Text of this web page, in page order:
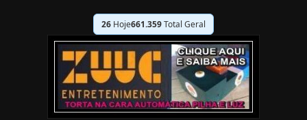
26 Hoje661.359Total Geral